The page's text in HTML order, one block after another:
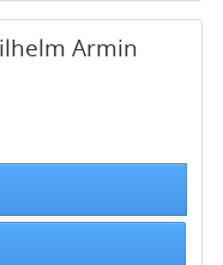
Armin